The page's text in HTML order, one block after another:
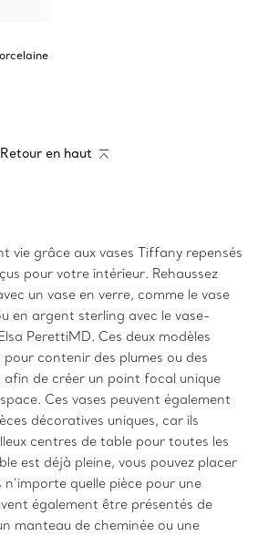
Retour en haut
vie grâce aux vases Tiffany repensés
pour votre intérieur. Rehaussez
un vase en verre, comme le vase
en argent sterling avec le vase-
PerettiMD. Ces deux modèles
contenir des plumes ou des
afin de créer un point focal unique
Ces vases peuvent également
décoratives uniques, car ils
centres de table pour toutes les
est déjà pleine, vous pouvez placer
quelle pièce pour une
également être présentés de
manteau de cheminée ou une